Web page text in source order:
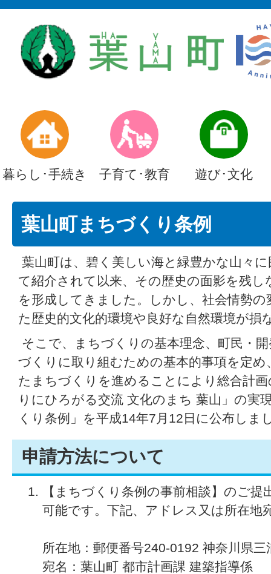
暮らし･手続き 子育て･教育 遊び･文化
葉山町まちづくり条例
葉山町は、碧く美しい海と緑豊かな山々
て紹介されて以来、その歴史の面影を残
を形成してきました。しかし、社会情勢
た歴史的文化的環境や良好な自然環境が損
そこで、まちづくりの基本理念、町民・
づくりに取り組むための基本的事項を定
たまちづくりを進めることにより総合計
りにひろがる交流 文化のまち 葉山」の実
くり条例」を平成14年7月12日に公布しま
申請方法について
【まちづくり条例の事前相談】のご
可能です。下記、アドレス又は所在地
所在地：郵便番号240-0192 神奈川県
宛名：葉山町 都市計画課 建築指導係